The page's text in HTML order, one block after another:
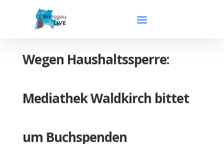
Wegen Haushaltssperre:
Mediathek Waldkirch bittet
um Buchspenden